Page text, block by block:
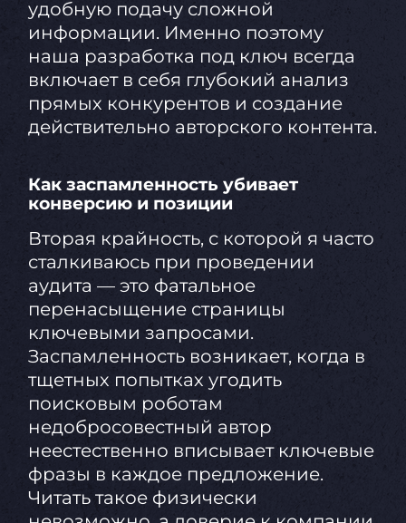
удобную подачу сложной
информации. Именно поэтому
наша разработка под ключ всегда
включает в себя глубокий анализ
прямых конкурентов и создание
действительно авторского контента.
Как заспамленность убивает
конверсию и позиции
Вторая крайность, с которой я часто
сталкиваюсь при проведении
аудита — это фатальное
перенасыщение страницы
ключевыми запросами.
Заспамленность возникает, когда в
тщетных попытках угодить
поисковым роботам
недобросовестный автор
неестественно вписывает ключевые
фразы в каждое предложение.
Читать такое физически